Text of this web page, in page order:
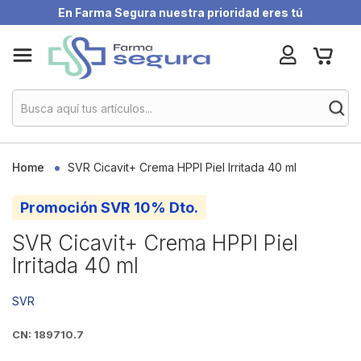
En Farma Segura nuestra prioridad eres tú
to
Content
My
Home SVR Cicavit+ Crema HPPI Piel Irritada 40 ml
Promoción SVR 10% Dto.
SVR Cicavit+ Crema HPPI Piel
Irritada 40 ml
SVR
CN: 189710.7